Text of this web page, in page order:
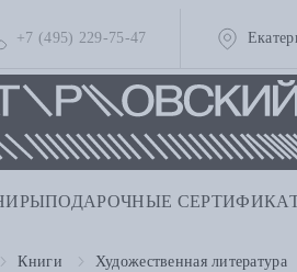
+7 (495) 229-75-47
ПОДАРОЧНЫЕ
Книги Художественная литература